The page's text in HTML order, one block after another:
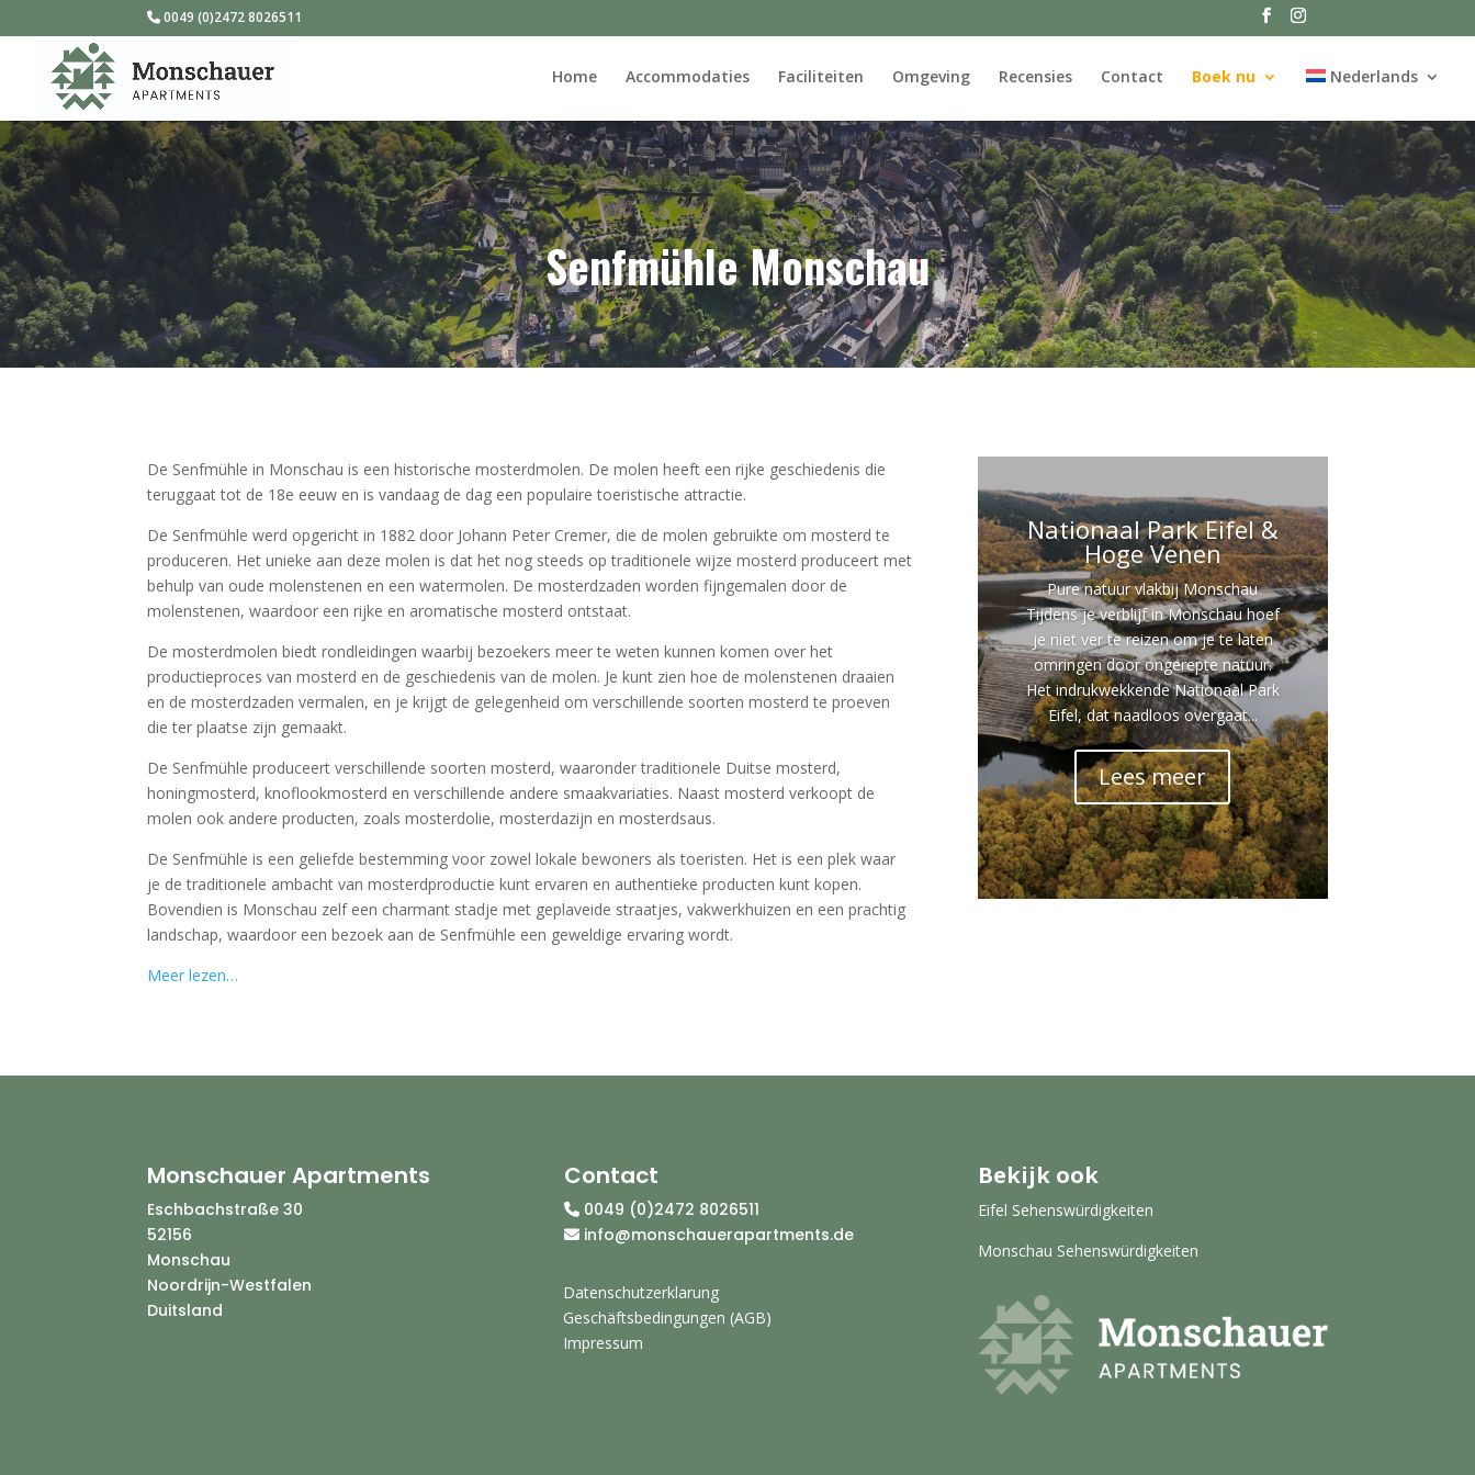
0049 (0)2472 8026511
Home Accommodaties Faciliteiten Omgeving Recensies Contact Boek nu Nederlands
Senfmühle Monschau
De Senfmühle in Monschau is een historische mosterdmolen. De molen heeft een rijke geschiedenis die
teruggaat tot de 18e eeuw en is vandaag de dag een populaire toeristische attractie.
De Senfmühle werd opgericht in 1882 door Johann Peter Cremer, die de molen gebruikte om mosterd te
produceren. Het unieke aan deze molen is dat het nog steeds op traditionele wijze mosterd produceert met
behulp van oude molenstenen en een watermolen. De mosterdzaden worden fijngemalen door de
molenstenen, waardoor een rijke en aromatische mosterd ontstaat.
De mosterdmolen biedt rondleidingen waarbij bezoekers meer te weten kunnen komen over het
productieproces van mosterd en de geschiedenis van de molen. Je kunt zien hoe de molenstenen draaien
en de mosterdzaden vermalen, en je krijgt de gelegenheid om verschillende soorten mosterd te proeven
die ter plaatse zijn gemaakt.
De Senfmühle produceert verschillende soorten mosterd, waaronder traditionele Duitse mosterd,
honingmosterd, knoflookmosterd en verschillende andere smaakvariaties. Naast mosterd verkoopt de
molen ook andere producten, zoals mosterdolie, mosterdazijn en mosterdsaus.
De Senfmühle is een geliefde bestemming voor zowel lokale bewoners als toeristen. Het is een plek waar
je de traditionele ambacht van mosterdproductie kunt ervaren en authentieke producten kunt kopen.
Bovendien is Monschau zelf een charmant stadje met geplaveide straatjes, vakwerkhuizen en een prachtig
landschap, waardoor een bezoek aan de Senfmühle een geweldige ervaring wordt.
Meer lezen…
Nationaal Park Eifel &
Hoge Venen
Pure natuur vlakbij Monschau
Tijdens je verblijf in Monschau hoef
je niet ver te reizen om je te laten
omringen door ongerepte natuur.
Het indrukwekkende Nationaal Park
Eifel, dat naadloos overgaat...
Lees meer
Monschauer Apartments
Eschbachstraße 30
52156
Monschau
Noordrijn-Westfalen
Duitsland
Contact
0049 (0)2472 8026511
info@monschauerapartments.de
Datenschutzerklarung
Geschäftsbedingungen (AGB)
Impressum
Bekijk ook
Eifel Sehenswürdigkeiten
Monschau Sehenswürdigkeiten